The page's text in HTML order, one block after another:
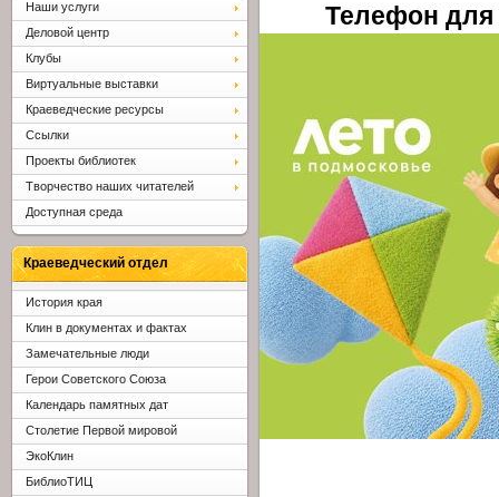
Телефон для
Наши услуги
Деловой центр
Клубы
Виртуальные выставки
Краеведческие ресурсы
Ссылки
Проекты библиотек
Творчество наших читателей
Доступная среда
Краеведческий отдел
История края
Клин в документах и фактах
Замечательные люди
Герои Советского Союза
Календарь памятных дат
Столетие Первой мировой
ЭкоКлин
БиблиоТИЦ